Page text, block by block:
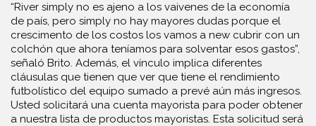
“River simply no es ajeno a los vaivenes de la economía
de país, pero simply no hay mayores dudas porque el
crescimento de los costos los vamos a new cubrir con un
colchón que ahora teníamos para solventar esos gastos”,
señaló Brito. Además, el vínculo implica diferentes
cláusulas que tienen que ver que tiene el rendimiento
futbolístico del equipo sumado a prevé aún más ingresos.
Usted solicitará una cuenta mayorista para poder obtener
a nuestra lista de productos mayoristas. Esta solicitud será